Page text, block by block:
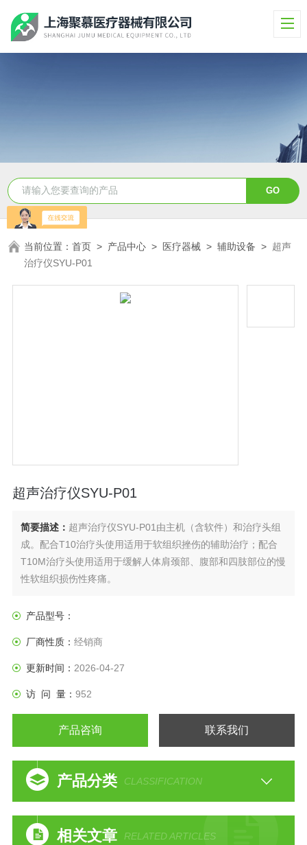
当前位置：首页 > 产品中心 > 医疗器械 >辅助设备 > 超声
治疗仪SYU-P01
超声治疗仪SYU-P01
简要描述： 超声治疗仪SYU-P01由主机（含软件）和治疗头组
成。配合T10治疗头使用适用于软组织挫伤的辅助治疗；配合
T10M治疗头使用适用于缓解人体肩颈部、腹部和四肢部位的慢
性软组织损伤性疼痛。
产品型号：
厂商性质： 经销商
更新时间： 2026-04-27
访 问 量： 952
产品咨询 联系我们
产品分类 CLASSIFICATION
相关文章 RELATED ARTICLES